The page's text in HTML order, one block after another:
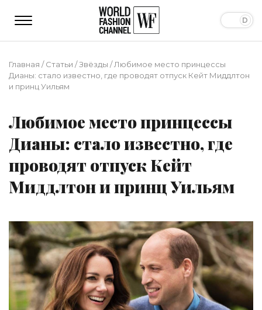
Главная /Статьи /Звёзды /Любимое место принцессы
Дианы: стало известно, где проводят отпуск Кейт Миддлтон
и принц Уильям
Любимое место принцессы
Дианы: стало известно, где
проводят отпуск Кейт
Миддлтон и принц Уильям